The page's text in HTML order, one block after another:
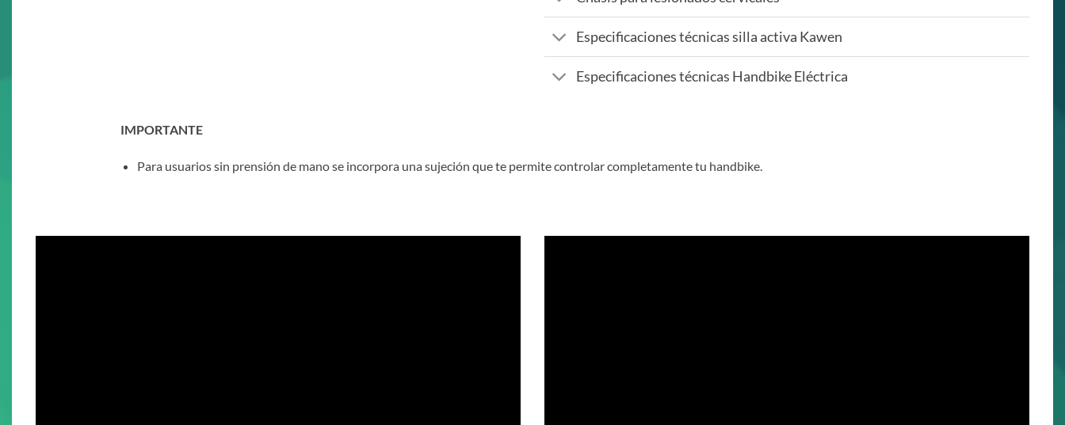
Especificaciones técnicas silla activa Kawen
Especificaciones técnicas Handbike Eléctrica
IMPORTANTE
Para usuarios sin prensión de mano se incorpora una sujeción que te permite controlar completamente tu handbike.